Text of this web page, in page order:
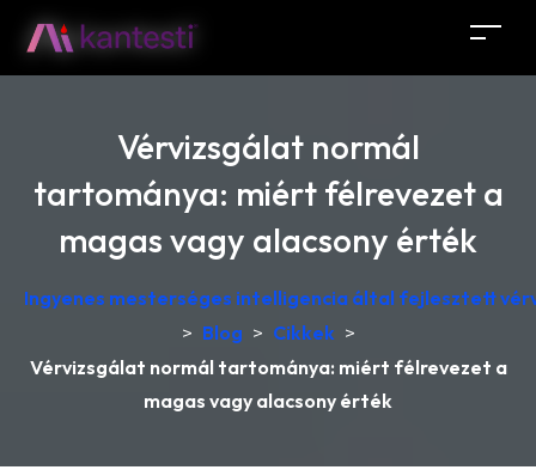
Vérvizsgálat normál
tartománya: miért félrevezet a
magas vagy alacsony érték
Ingyenes mesterséges intelligencia által fejlesztett
> Blog > Cikkek >
Vérvizsgálat normál tartománya: miért félrevezet a
magas vagy alacsony érték